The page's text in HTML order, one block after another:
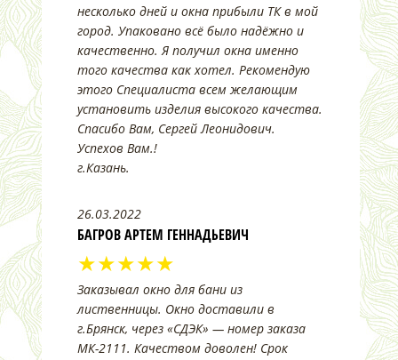
несколько дней и окна прибыли ТК в мой
город. Упаковано всё было надёжно и
качественно. Я получил окна именно
того качества как хотел. Рекомендую
этого Специалиста всем желающим
установить изделия высокого качества.
Спасибо Вам, Сергей Леонидович.
Успехов Вам.!
г.Казань.
26.03.2022
БАГРОВ АРТЕМ ГЕННАДЬЕВИЧ
★★★★★
Заказывал окно для бани из
лиственницы. Окно доставили в
г.Брянск, через «СДЭК» — номер заказа
МК-2111. Качеством доволен! Срок